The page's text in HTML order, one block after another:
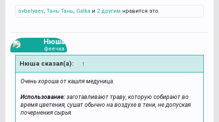
ovbelyaev, Тань-Тань, Galka и 2 другим нравится это.
Нюша
феечка
Нюша сказал(а): ↑
Очень хороша от кашля медуница.
Использование: заготавливают траву, которую собирают во
время цветения, сушат обычно на воздухе в тени, не допуская
почернения сырья.